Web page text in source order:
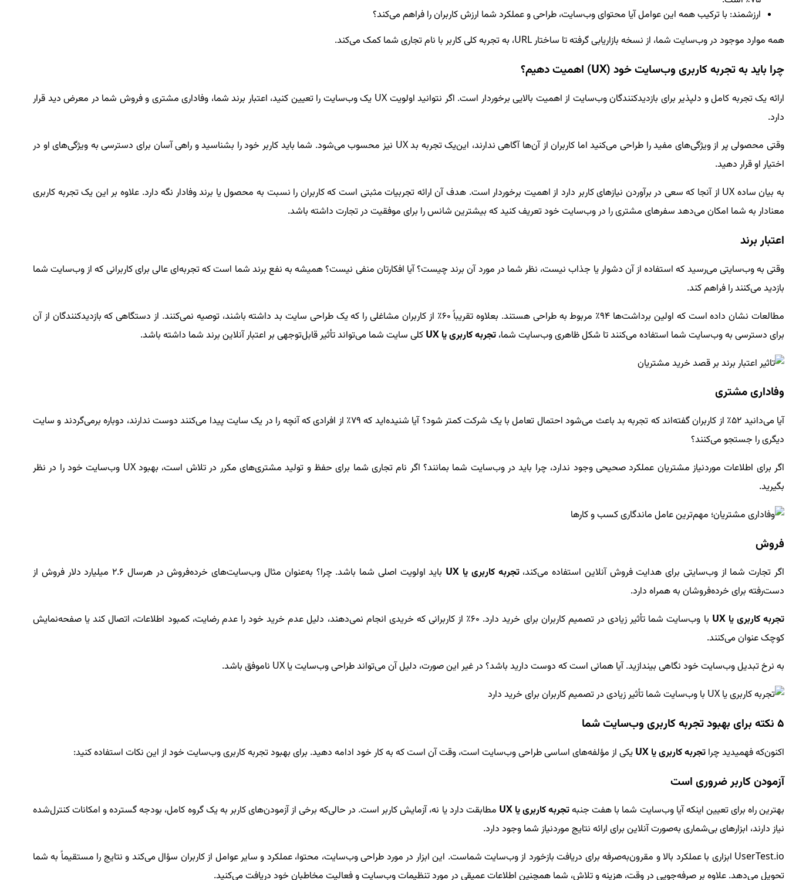
ارزشمند: با ترکیب همه این عوامل آیا محتوای وب‌سایت، طراحی و عملکرد شما ارزش کاربران را فراهم می‌کند؟
همه موارد موجود در وب‌سایت شما، از نسخه بازاریابی گرفته تا ساختارURL، به تجربه کلی کاربر با نام تجاری شما کمک می‌کند.
چرا باید به تجربه کاربری وب‌سایت خود (UX) اهمیت دهیم؟
ارائه یک تجربه کامل و دلپذیر برای بازدیدکنندگان وب‌سایت از اهمیت بالایی برخوردار است. اگر نتوانید اولویت UX یک وب‌سایت را تعیین کنید، اعتبار برند شما، وفاداری مشتری و فروش شما در معرض دید قرار
دارد.
وقتی محصولی پر از ویژگی‌های مفید را طراحی می‌کنید اما کاربران از آن‌ها آگاهی ندارند، این‌یک تجربه بدUX نیز محسوب می‌شود. شما باید کاربر خود را بشناسید و راهی آسان برای دسترسی به ویژگی‌های او در
اختیار او قرار دهید.
به بیان ساده UX از آنجا که سعی در برآوردن نیازهای کاربر دارد از اهمیت برخوردار است. هدف آن ارائه تجربیات مثبتی است که کاربران را نسبت به محصول یا برند وفادار نگه دارد. علاوه بر این یک تجربه کاربری
معنادار به شما امکان می‌دهد سفرهای مشتری را در وب‌سایت خود تعریف کنید که بیشترین شانس را برای موفقیت در تجارت داشته باشد.
اعتبار برند
وقتی به وب‌سایتی می‌رسید که استفاده از آن دشوار یا جذاب نیست، نظر شما در مورد آن برند چیست؟ آیا افکارتان منفی نیست؟ همیشه به نفع برند شما است که تجربه‌ای عالی برای کاربرانی که از وب‌سایت شما
بازدید می‌کنند را فراهم کند.
مطالعات نشان داده است که اولین برداشت‌ها 94٪ مربوط به طراحی هستند. بعلاوه تقریباً 60٪ از کاربران مشاغلی را که یک طراحی سایت بد داشته باشند، توصیه نمی‌کنند. از دستگاهی که بازدیدکنندگان از آن
برای دسترسی به وب‌سایت شما استفاده می‌کنند تا شکل ظاهری وب‌سایت شما، تجربه کاربری یا UX کلی سایت شما می‌تواند تأثیر قابل‌توجهی بر اعتبار آنلاین برند شما داشته باشد.
وفاداری مشتری
آیا می‌دانید 52٪ از کاربران گفته‌اند که تجربه بد باعث می‌شود احتمال تعامل با یک شرکت کمتر شود؟ آیا شنیده‌اید که 79٪ از افرادی که آنچه را در یک سایت پیدا می‌کنند دوست ندارند، دوباره برمی‌گردند و سایت
دیگری را جستجو می‌کنند؟
اگر برای اطلاعات موردنیاز مشتریان عملکرد صحیحی وجود ندارد، چرا باید در وب‌سایت شما بمانند؟ اگر نام تجاری شما برای حفظ و تولید مشتری‌های مکرر در تلاش است، بهبودUX وب‌سایت خود را در نظر
بگیرید.
فروش
اگر تجارت شما از وب‌سایتی برای هدایت فروش آنلاین استفاده می‌کند،تجربه کاربری یا UX
باید اولویت اصلی شما باشد. چرا؟ به‌عنوان‌ مثال وب‌سایت‌های خرده‌فروش در هرسال 2.6 میلیارد دلار فروش از
دست‌رفته برای خرده‌فروشان به همراه دارد.
تجربه کاربری یاUX
با وب‌سایت شما تأثیر زیادی در تصمیم کاربران برای خرید دارد. 60٪ از کاربرانی که خریدی انجام نمی‌دهند، دلیل عدم خرید خود را عدم رضایت، کمبود اطلاعات، اتصال کند یا صفحه‌نمایش
کوچک عنوان می‌کنند.
به نرخ تبدیل وب‌سایت خود نگاهی بیندازید. آیا همانی است که دوست دارید باشد؟ در غیر این صورت، دلیل آن می‌تواند طراحی وب‌سایت یا UX ناموفق باشد.
5 نکته برای بهبود تجربه کاربری وب‌سایت شما
اکنون‌که فهمیدید چرا تجربه کاربری یا UX یکی از مؤلفه‌های اساسی طراحی وب‌سایت است، وقت آن است که به کار خود ادامه دهید. برای بهبود تجربه کاربری وب‌سایت خود از این نکات استفاده کنید:
آزمودن کاربر ضروری است
بهترین راه برای تعیین اینکه آیا وب‌سایت شما با هفت جنبهتجربه کاربری یاUX مطابقت دارد یا نه، آزمایش کاربر است. در حالی‌که برخی از آزمودن‌های کاربر به یک گروه کامل، بودجه گسترده و امکانات کنترل‌شده
نیاز دارند، ابزارهای بی‌شماری به‌صورت آنلاین برای ارائه نتایج موردنیاز شما وجود دارد.
UserTest.io ابزاری با عملکرد بالا و مقرون‌به‌صرفه برای دریافت بازخورد از وب‌سایت شماست. این ابزار در مورد طراحی وب‌سایت، محتوا، عملکرد و سایر عوامل از کاربران سؤال می‌کند و نتایج را مستقیماً به شما
تحویل می‌دهد. علاوه بر صرفه‌جویی در وقت، هزینه و تلاش، شما همچنین اطلاعات عمیقی در مورد تنظیمات وب‌سایت و فعالیت مخاطبان خود دریافت می‌کنید.